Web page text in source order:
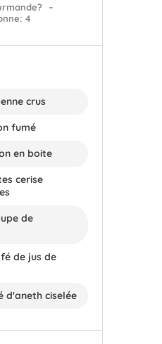
–
4
crus
fumé
en boite
cerise
de
de jus de
d'aneth ciselée